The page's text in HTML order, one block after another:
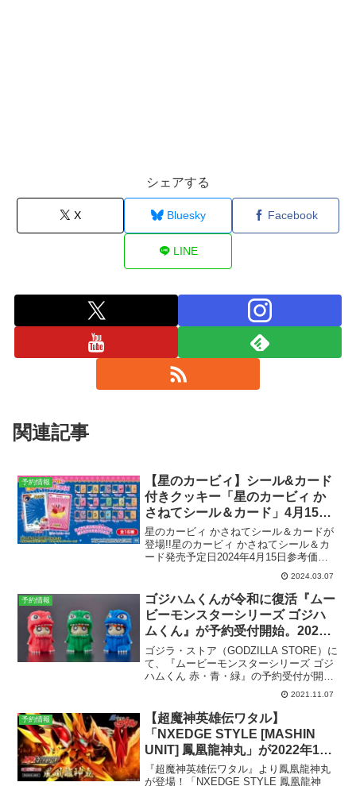
シェアする
X Bluesky Facebook
LINE
関連記事
予約情報
【星のカービィ】シール&カード
付きクッキー「星のカービィ か
さねてシール＆カード」4月15日
発売。全16種。
星のカービィ かさねてシール＆カードが
登場!!星のカービィ かさねてシール＆カ
ード発売予定日2024年4月15日参考価格1
個 253円（税込）1BOX （12個入）
3,036円（税込）ラインナップシール&カ
ード付 全16種メーカータカラト...
2024.03.07
予約情報
ゴジハムくんが令和に復活『ムー
ビーモンスターシリーズ ゴジハ
ムくん』が予約受付開始。2022
年2月発売予定。【#ゴジラ #ハム
太郎】
ゴジラ・ストア（GODZILLA STORE）に
て、『ムービーモンスターシリーズ ゴジ
ハムくん 赤・青・緑』の予約受付が開
始。2022年2月発売予定。（画像はツイッ
ターから）ゴジハムくんのムービーモン
スターがついに登場！・全高：約9㎝・対
象...
2021.11.07
予約情報
【超魔神英雄伝ワタル】
「NXEDGE STYLE [MASHIN
UNIT] 鳳凰龍神丸」が2022年12
月発売。予約受付開始。
『超魔神英雄伝ワタル』より鳳凰龍神丸
が登場！「NXEDGE STYLE 鳳凰龍神